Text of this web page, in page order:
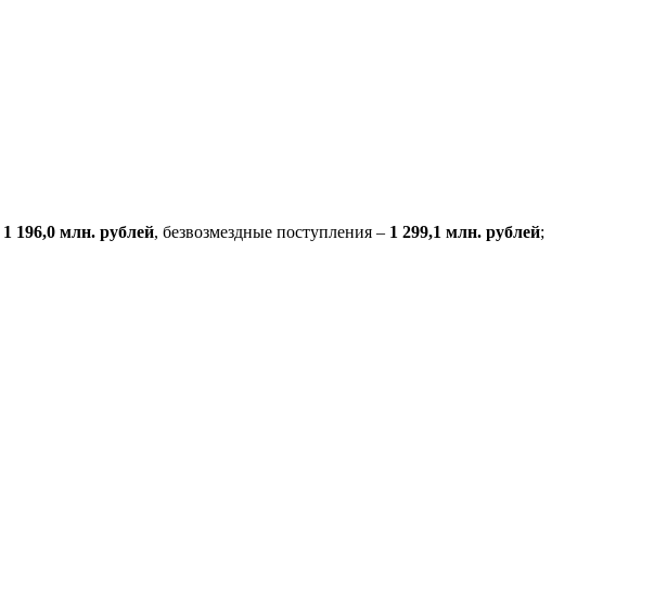
1 196,0 млн. рублей, безвозмездные поступления – 1 299,1 млн. рублей;